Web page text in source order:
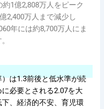
1億2,808万人をピーク
2,400万人まで減少し
年には約8,700万人にま
は1.3前後と低水準が続
必要とされる2.07を大
、経済的不安、育児環